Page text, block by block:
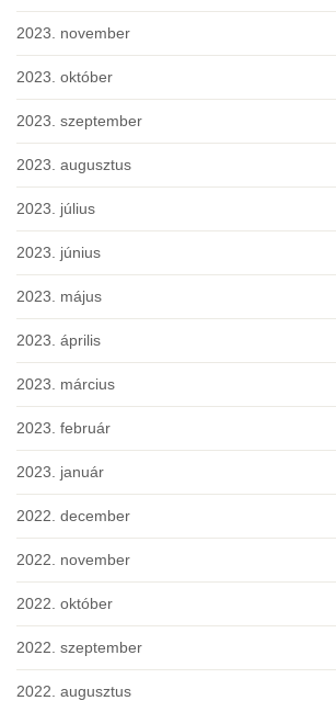
2023. november
2023. október
2023. szeptember
2023. augusztus
2023. július
2023. június
2023. május
2023. április
2023. március
2023. február
2023. január
2022. december
2022. november
2022. október
2022. szeptember
2022. augusztus